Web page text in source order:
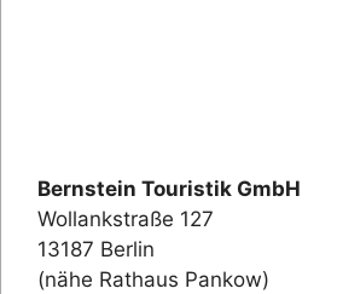
Bernstein Touristik GmbH
Wollankstraße 127
13187 Berlin
(nähe Rathaus Pankow)